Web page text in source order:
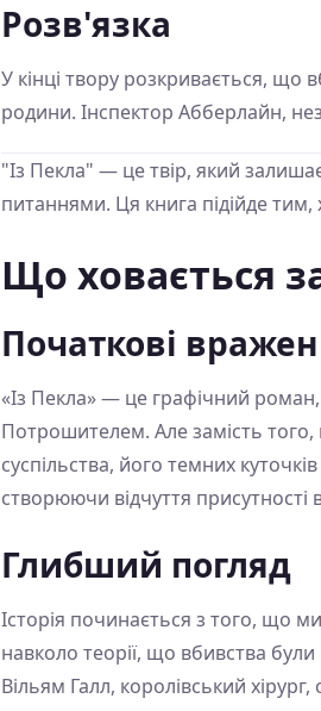
Розв'язка
У кінці твору розкривається, що
родини. Інспектор Абберлайн,
"Із Пекла" — це твір, який
питаннями. Ця книга підійде тим,
Що ховається
Початкові
«Із Пекла» — це графічний
Потрошителем. Але замість того,
суспільства, його темних
створюючи відчуття
Глибший погляд
Історія починається з того, що
навколо теорії, що вбивства
Вільям Галл, королівський